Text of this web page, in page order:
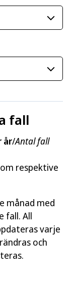
fall
år/Antal fall
respektive
månad med
fall. All
varje
och